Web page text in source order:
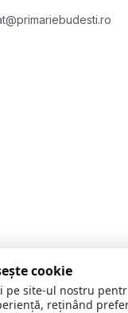
cookie
pe site-ul nostru
reținând